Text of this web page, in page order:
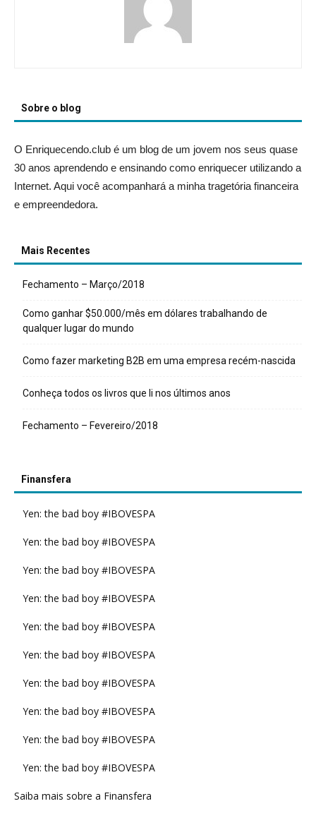
Sobre o blog
O Enriquecendo.club é um blog de um jovem nos seus quase
30 anos aprendendo e ensinando como enriquecer utilizando a
Internet. Aqui você acompanhará a minha tragetória financeira
e empreendedora.
Mais Recentes
Fechamento – Março/2018
Como ganhar $50.000/mês em dólares trabalhando de
qualquer lugar do mundo
Como fazer marketing B2B em uma empresa recém-nascida
Conheça todos os livros que li nos últimos anos
Fechamento – Fevereiro/2018
Finansfera
Yen: the bad boy #IBOVESPA
Yen: the bad boy #IBOVESPA
Yen: the bad boy #IBOVESPA
Yen: the bad boy #IBOVESPA
Yen: the bad boy #IBOVESPA
Yen: the bad boy #IBOVESPA
Yen: the bad boy #IBOVESPA
Yen: the bad boy #IBOVESPA
Yen: the bad boy #IBOVESPA
Yen: the bad boy #IBOVESPA
Saiba mais sobre a Finansfera